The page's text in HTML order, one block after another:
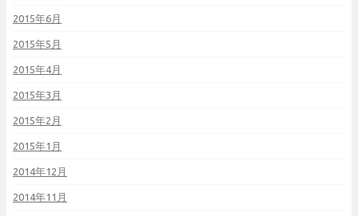
2015年6月
2015年5月
2015年4月
2015年3月
2015年2月
2015年1月
2014年12月
2014年11月